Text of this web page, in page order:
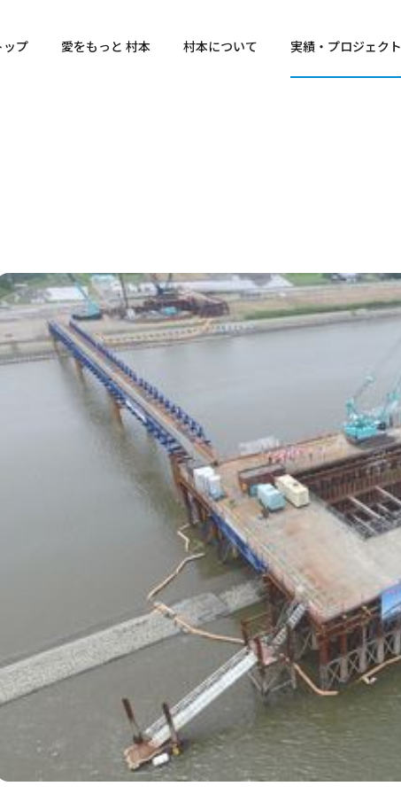
ップ 愛をもっと 村本 村本について 実績・プロジェクト